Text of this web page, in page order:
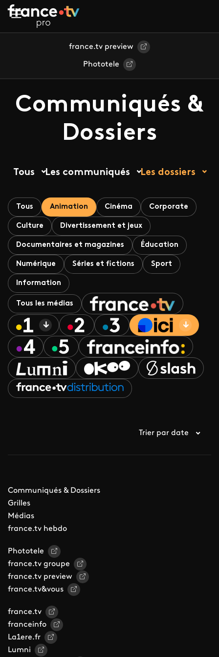
Aller au contenu principal
france.tv preview
Phototele
Communiqués &
Dossiers
Tous Les communiqués Les dossiers
Tous Animation Cinéma Corporate
Culture Divertissement et jeux
Documentaires et magazines Éducation
Numérique Séries et fictions Sport
Information
Tous les médias
Trier par date
Communiqués & Dossiers
Grilles
Médias
france.tv hebdo
Phototele
france.tv groupe
france.tv preview
france.tv&vous
france.tv
franceinfo
La1ere.fr
Lumni